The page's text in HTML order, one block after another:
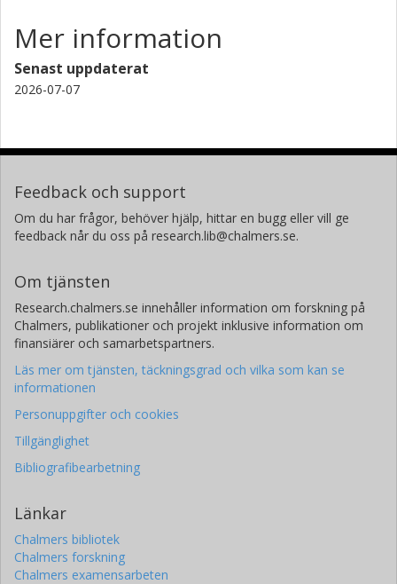
Jennifer Drummond
British Columbia Cancer Agency
David Wheeler
Adrian Ally
Miruna Balasundaram
University of British Columbia (UBC)
Inanc Birol
University of British Columbia (UBC)
Yaron S.N. Butterfield
University of British Columbia (UBC)
Andy Chu
University of British Columbia (UBC)
Eric Chuah
University of British Columbia (UBC)
Hye-Jung E. Chun
University of British Columbia (UBC)
Noreen Dhalla
Mer information
Senast uppdaterat
2026-07-07
Feedback och support
Om du har frågor, behöver hjälp, hittar en bugg eller vill ge
feedback når du oss på research.lib@chalmers.se.
Om tjänsten
Research.chalmers.se innehåller information om forskning på
Chalmers, publikationer och projekt inklusive information om
finansiärer och samarbetspartners.
Läs mer om tjänsten, täckningsgrad och vilka som kan se
informationen
Personuppgifter och cookies
Tillgänglighet
Bibliografibearbetning
Länkar
Chalmers bibliotek
Chalmers forskning
Chalmers examensarbeten